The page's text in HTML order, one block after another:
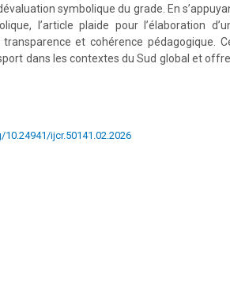
symbolique du grade. En
l’article plaide pour l’élaboration
transparence et cohérence pédagogique.
dans les contextes du Sud global et
ijcr.50141.02.2026